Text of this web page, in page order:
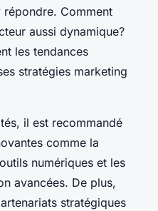
Comment
aussi dynamique?
les tendances
stratégies marketing
il est recommandé
comme la
numériques et les
avancées. De plus,
stratégiques